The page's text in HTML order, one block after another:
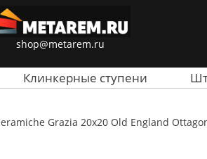
shop@metarem.ru
Клинкерные ступени
Grazia 20x20 Old England